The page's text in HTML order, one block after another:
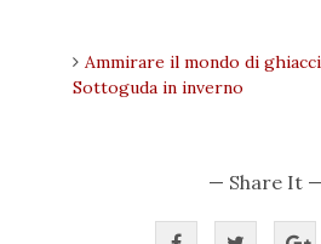
Ammirare il mondo di
Sottoguda in inverno
— Share It —